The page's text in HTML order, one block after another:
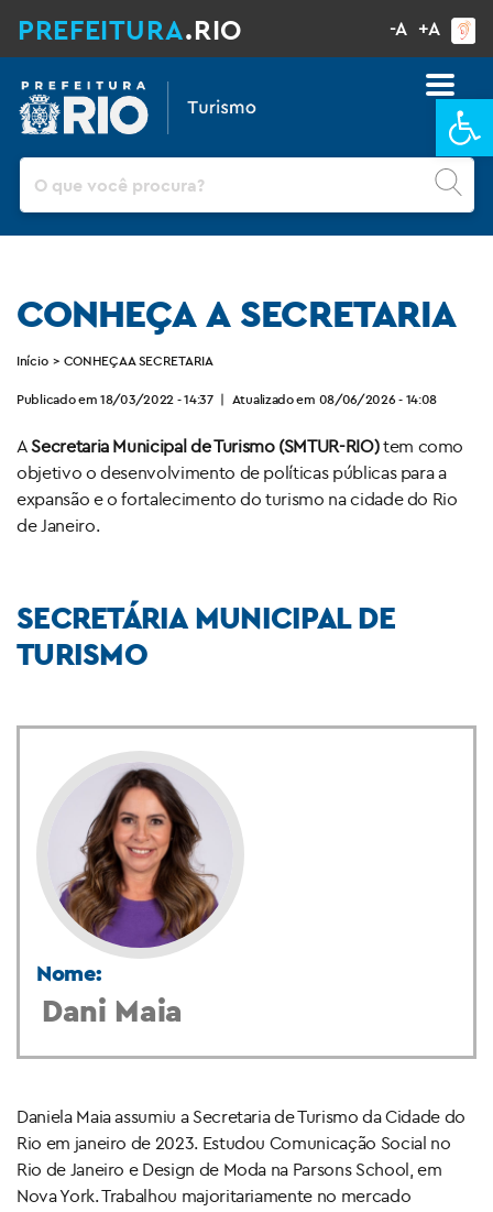
PREFEITURA.RIO -A +A
Pesquisar
CONHEÇA A SECRETARIA
Início > CONHEÇA A SECRETARIA
Publicado em 18/03/2022 - 14:37 | Atualizado em 08/06/2026 - 14:08
ASecretaria Municipal de Turismo (SMTUR-RIO)tem como
objetivo o desenvolvimento de políticas públicas para a
expansão e o fortalecimento do turismo na cidade do Rio
de Janeiro.
SECRETÁRIA MUNICIPAL DE
TURISMO
Nome:
Dani Maia
Daniela Maia assumiu a Secretaria de Turismo da Cidade do
Rio em janeiro de 2023. Estudou Comunicação Social no
Rio de Janeiro e Design de Moda na Parsons School, em
Nova York. Trabalhou majoritariamente no mercado